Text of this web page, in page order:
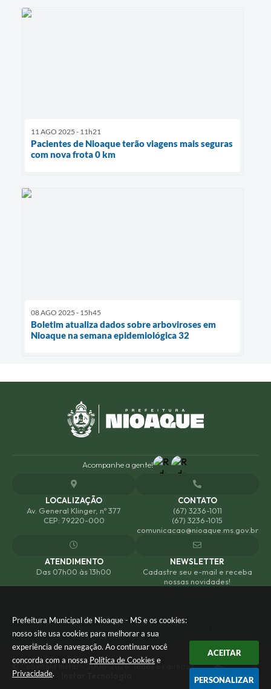
Prefeitura Municipal de Nioaque - MS e os cookies:
nosso site usa cookies para melhorar a sua
experiência de navegação. Ao continuar você
concorda com a nossa Política de Cookies e
Privacidade.
ACEITAR
PERSONALIZAR
11 AGO 2025 - 11h21
Pacientes de Nioaque terão viagens mais seguras
com nova frota 0 km
08 AGO 2025 - 15h45
Boletim atualiza dados sobre arboviroses em
Nioaque na semana epidemiológica 32
Acompanhe a gente!
LOCALIZAÇÃO
Av. General Klinger, nº 377
CEP: 79220-000
CONTATO
(67) 3236-1011
(67) 3236-1015
comunicacao@nioaque.ms.gov.br
ATENDIMENTO
Das 07h00 às 13h00
NEWSLETTER
Cadastre seu e-mail e receba
nossas novidades!
Versão do Sistema:
3.5.3 - 19/06/2026
Portal atualizado em:
© Copyright Instar - 2006-2026. Todos os direitos
reservados -